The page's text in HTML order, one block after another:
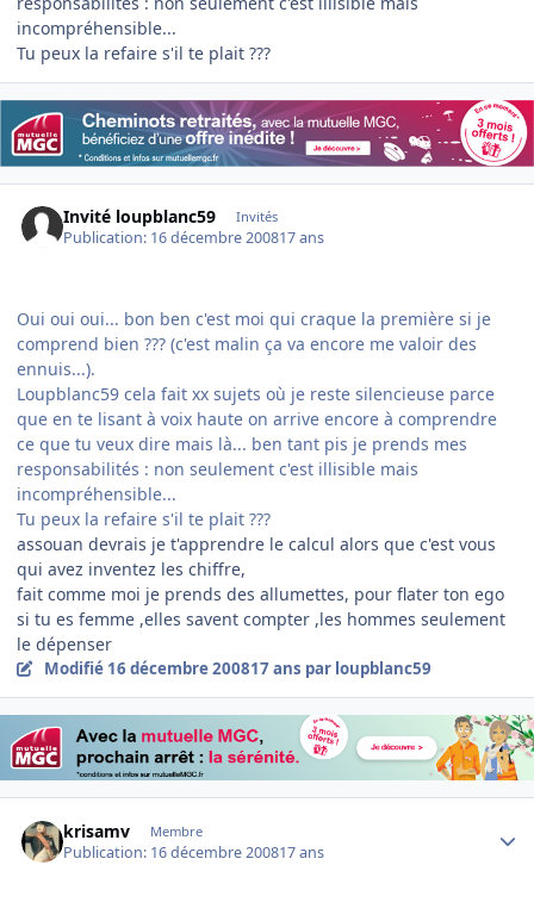
incompréhensible...
Tu peux la refaire s'il te plait ???
Invité loupblanc59 Invités
Publication: 16 décembre 200817 ans
Oui oui oui... bon ben c'est moi qui craque la première si je
comprend bien ??? (c'est malin ça va encore me valoir des
ennuis...).
Loupblanc59 cela fait xx sujets où je reste silencieuse parce
que en te lisant à voix haute on arrive encore à comprendre
ce que tu veux dire mais là... ben tant pis je prends mes
responsabilités : non seulement c'est illisible mais
incompréhensible...
Tu peux la refaire s'il te plait ???
assouan devrais je t'apprendre le calcul alors que c'est vous
qui avez inventez les chiffre,
fait comme moi je prends des allumettes, pour flater ton ego
si tu es femme ,elles savent compter ,les hommes seulement
le dépenser
Modifié 16 décembre 200817 ans par loupblanc59
krisamv Membre
Publication: 16 décembre 200817 ans